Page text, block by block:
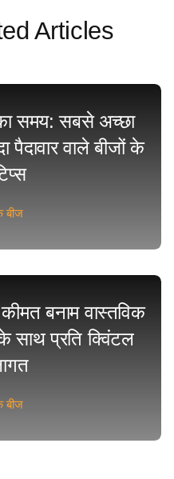
Articles
समय: सबसे अच्छा
वाले बीजों के
बनाम वास्तविक
साथ प्रति क्विंटल